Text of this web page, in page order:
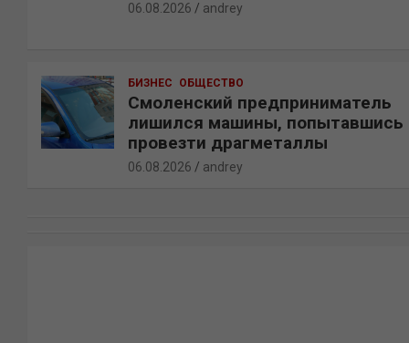
06.08.2026 andrey
БИЗНЕС ОБЩЕСТВО
Смоленский предприниматель
лишился машины, попытавшись
провезти драгметаллы
06.08.2026 andrey